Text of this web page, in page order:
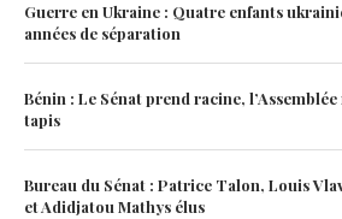
Guerre en Ukraine : Quatre enfants
années de séparation
Bénin : Le Sénat prend racine,
tapis
Bureau du Sénat : Patrice Talon, Louis
et Adidjatou Mathys élus